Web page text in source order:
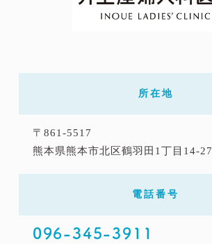
所在地
〒861-5517
熊本県熊本市北区鶴羽田1丁目14-27
電話番号
096-345-3911